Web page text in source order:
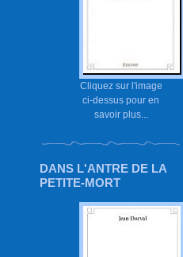
Cliquez sur l'image
ci-dessus pour en
savoir plus...
DANS L'ANTRE DE LA
PETITE-MORT